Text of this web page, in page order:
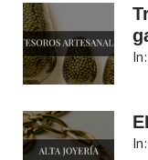
In:
In: